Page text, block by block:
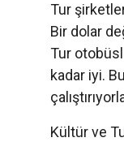
Tur
Bir dolar
Tur
kadar iyi.
Kültür ve